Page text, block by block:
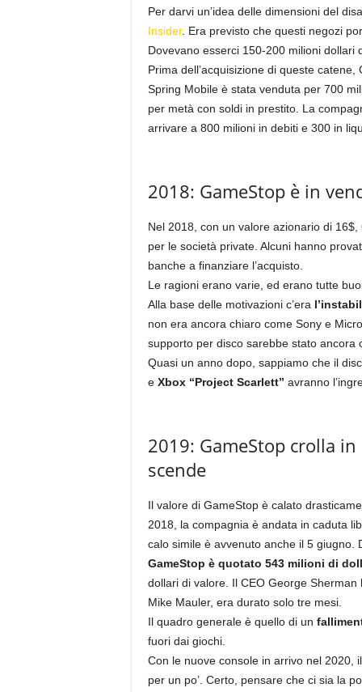
Per darvi un’idea delle dimensioni del
Insider. Era previsto che questi negozi
Dovevano esserci 150-200 milioni dollari
Prima dell’acquisizione di queste
Spring Mobile è stata venduta per 700
per metà con soldi in prestito. La
arrivare a 800 milioni in debiti e 300 in
2018: GameStop è in
Nel 2018, con un valore azionario di
per le società private. Alcuni hanno
banche a finanziare l’acquisto.
Le ragioni erano varie, ed erano tutte
Alla base delle motivazioni c’era
non era ancora chiaro come Sony e
supporto per disco sarebbe stato ancora
Quasi un anno dopo, sappiamo che il
eXbox “Project Scarlett” avranno
2019: GameStop crolla
scende
Il valore di GameStop è calato
2018, la compagnia è andata in caduta
calo simile è avvenuto anche il 5 giugno.
GameStop è quotato 543 milioni di
dollari di valore. Il CEO George
Mike Mauler, era durato solo tre mesi.
Il quadro generale è quello di un
fuori dai giochi.
Con le nuove console in arrivo nel 2020,
per un po’. Certo, pensare che ci sia la